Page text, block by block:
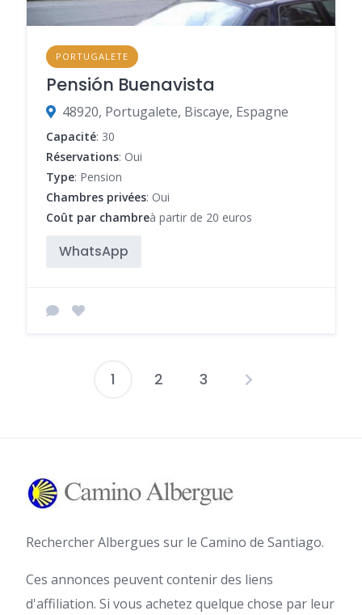
PORTUGALETE
Pensión Buenavista
48920, Portugalete, Biscaye, Espagne
Capacité: 30
Réservations: Oui
Type: Pension
Chambres privées: Oui
Coût par chambreà partir de 20 euros
WhatsApp
Pagination
1 2 3
Rechercher Albergues sur le Camino de Santiago.
Ces annonces peuvent contenir des liens
d'affiliation. Si vous achetez quelque chose par leur